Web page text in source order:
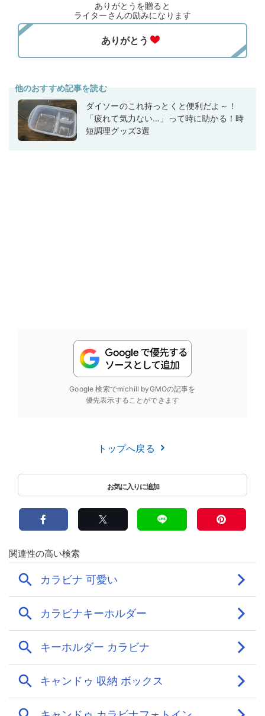
ありがとうを贈ると
ライターさんの励みになります
他のおすすめ記事を読む
ダイソーのこれ持っとくと便利だよ～！
「疲れて気力ない…」って時に助かる！時
短調理グッズ3選
Google 検索でmichill byGMOの記事を
優先表示することができます
トップへ戻る